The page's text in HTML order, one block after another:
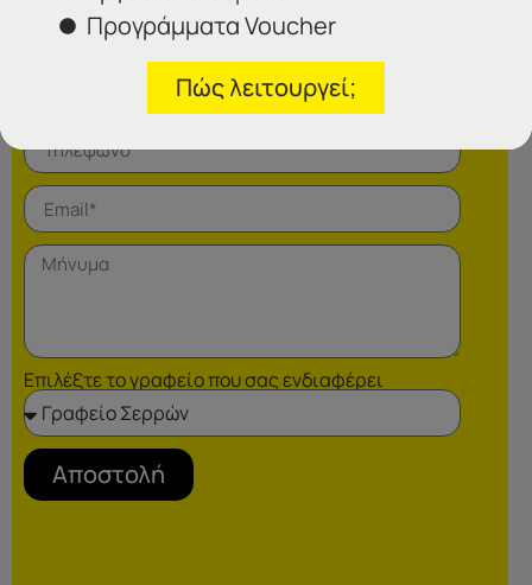
Φόρμα επικοινωνίας
Επιλέξτε το γραφείο που σας ενδιαφέρει
Αποστολή
Προγράμματα Voucher
Πώς λειτουργεί;